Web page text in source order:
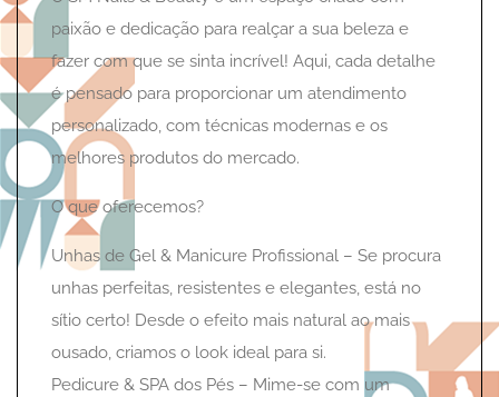
paixão e dedicação para realçar a sua beleza e
fazer com que se sinta incrível! Aqui, cada detalhe
é pensado para proporcionar um atendimento
personalizado, com técnicas modernas e os
melhores produtos do mercado.
O que oferecemos?
Unhas de Gel & Manicure Profissional – Se procura
unhas perfeitas, resistentes e elegantes, está no
sítio certo! Desde o efeito mais natural ao mais
ousado, criamos o look ideal para si.
Pedicure & SPA dos Pés – Mime-se com um